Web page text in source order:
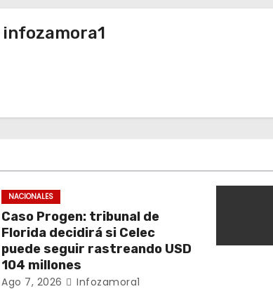
infozamora1
NACIONALES
Caso Progen: tribunal de
Florida decidirá si Celec
puede seguir rastreando USD
104 millones
Ago 7, 2026 Infozamora1